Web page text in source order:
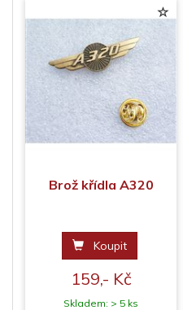
Brož křídla A320
Koupit
159,- Kč
Skladem: > 5 ks